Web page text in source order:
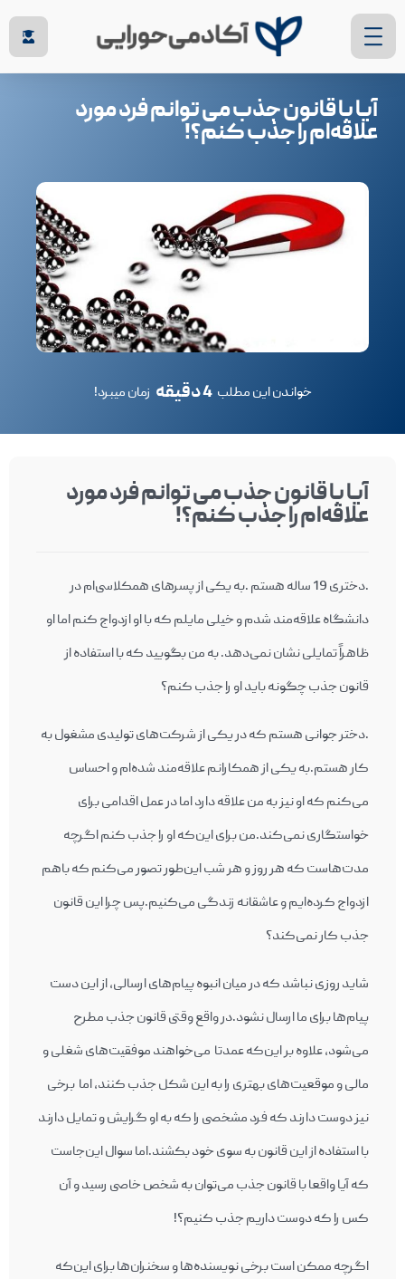
آیا با قانون جذب می توانم فرد مورد
علاقه‌‎ام را جذب کنم؟!
خواندن این مطلب 4 دقیقه زمان میبرد!
آیا با قانون جذب می توانم فرد مورد
علاقه‌‎ام را جذب کنم؟!
.دختری 19 ساله هستم .به یکی از پسرهای همکلاسی‌ام در
دانشگاه علاقه‌مند شدم و خیلی مایلم که با او ازدواج کنم اما او
ظاهراً تمایلی نشان نمی‌دهد. به من بگویید که با استفاده از
قانون جذب چگونه باید او را جذب کنم؟
.دختر جوانی هستم که در یکی از شرکت‌های تولیدی مشغول به
کار هستم.به یکی از همکارانم علاقه‌مند شده‌ام و احساس
می‌کنم که او نیز به من علاقه دارد اما در عمل اقدامی برای
خواستگاری نمی‌کند.من برای این‌که او را جذب کنم اگرچه
مدت‌هاست که هر روز و هر شب این‌طور تصور می‌کنم که باهم
ازدواج کرده‌ایم و عاشقانه زندگی می‌کنیم.پس چرا این قانون
جذب کار نمی‌کند؟
شاید روزی نباشد که در میان انبوه پیام‌های ارسالی، از این دست
پیام‌ها برای ما ارسال نشود.در واقع وقتی قانون جذب مطرح
می‌شود، علاوه بر این‌که عمدتا می‌خواهند موفقیت‌های شغلی و
مالی و موقعیت‌های بهتری را به این شکل جذب کنند، اما برخی
نیز دوست دارند که فرد مشخصی را که به او گرایش و تمایل دارند
با استفاده از این قانون به سوی خود بکشند.اما سوال این‌جاست
که آیا واقعا با قانون جذب می‌توان به شخص خاصی رسید و آن
کس را که دوست داریم جذب کنیم؟!
اگرچه ممکن است برخی نویسنده‌ها و سخنران‌ها برای این‌که